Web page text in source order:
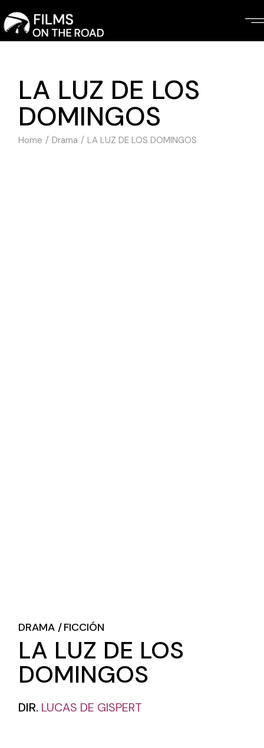
to
the
content
LA LUZ DE LOS
DOMINGOS
Home Drama LA LUZ DE LOS DOMINGOS
DRAMA FICCIÓN
LA LUZ DE LOS
DOMINGOS
DIR. LUCAS DE GISPERT